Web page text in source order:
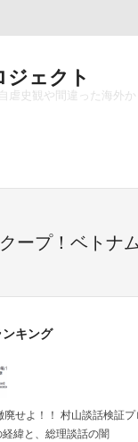
ジェクト
虐史観や間違った海外か
ープ！ベトナ
キング
廃せよ！！ 村山談話検証プ
経緯と、総理談話の闇